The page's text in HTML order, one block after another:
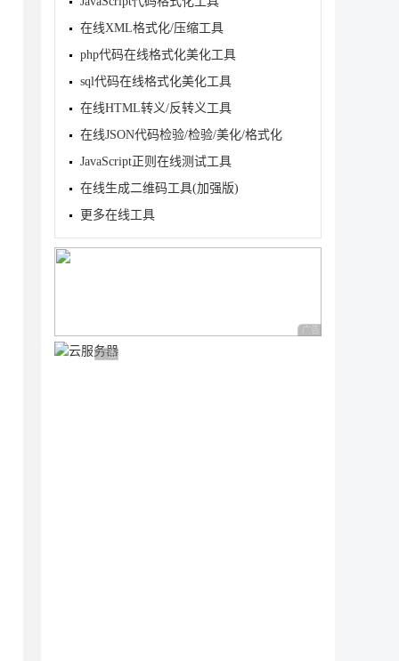
在线XML格式化/压缩工具
php代码在线格式化美化工具
sql代码在线格式化美化工具
在线HTML转义/反转义工具
在线JSON代码检验/检验/美化/格式化
JavaScript正则在线测试工具
在线生成二维码工具(加强版)
更多在线工具
广告 商业广告，理性
广告 商业广告，理性选择